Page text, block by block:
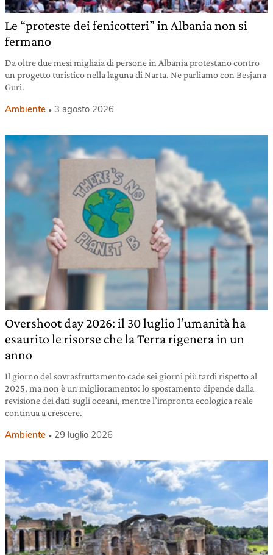
Le “proteste dei fenicotteri” in Albania non si
fermano
Da oltre due mesi migliaia di persone in Albania protestano contro
un progetto turistico nella laguna di Narta. Ne parliamo con Besjana
Guri.
Ambiente 3 agosto 2026
Overshoot day 2026: il 30 luglio l’umanità ha
esaurito le risorse che la Terra rigenera in un
anno
Il giorno del sovrasfruttamento cade sei giorni più tardi rispetto al
2025, ma non è un miglioramento: lo spostamento dipende dalla
revisione dei dati sugli oceani, mentre l’impronta ecologica reale
continua a crescere.
Ambiente 29 luglio 2026